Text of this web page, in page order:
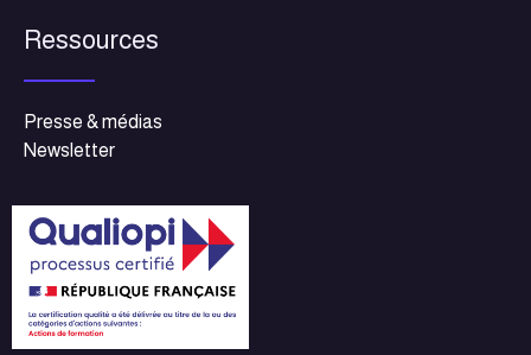
Ressources
Presse & médias
Newsletter